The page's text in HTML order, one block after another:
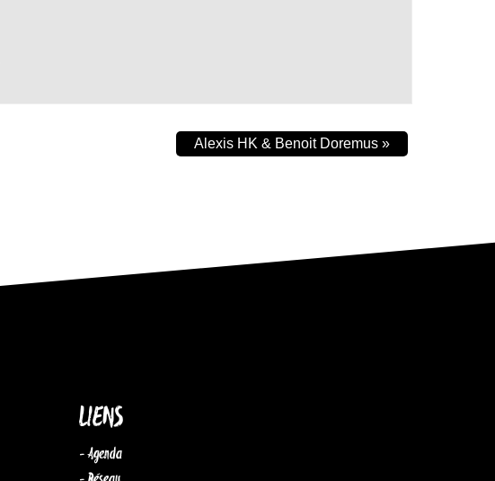
Alexis HK & Benoit Doremus »
LIENS
- Agenda